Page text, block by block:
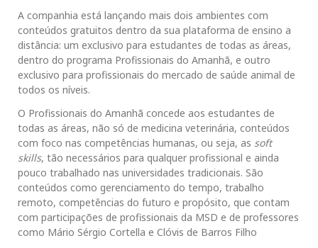
A companhia está lançando mais dois ambientes com
conteúdos gratuitos dentro da sua plataforma de ensino a
distância: um exclusivo para estudantes de todas as áreas,
dentro do programa Profissionais do Amanhã, e outro
exclusivo para profissionais do mercado de saúde animal de
todos os níveis.
O Profissionais do Amanhã concede aos estudantes de
todas as áreas, não só de medicina veterinária, conteúdos
com foco nas competências humanas, ou seja, as soft
skills, tão necessários para qualquer profissional e ainda
pouco trabalhado nas universidades tradicionais. São
conteúdos como gerenciamento do tempo, trabalho
remoto, competências do futuro e propósito, que contam
com participações de profissionais da MSD e de professores
como Mário Sérgio Cortella e Clóvis de Barros Filho